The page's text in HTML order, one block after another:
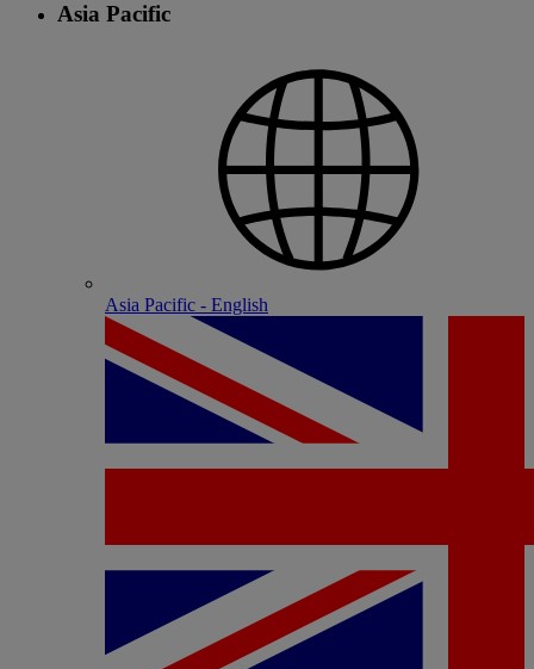
Asia Pacific
Asia Pacific - English